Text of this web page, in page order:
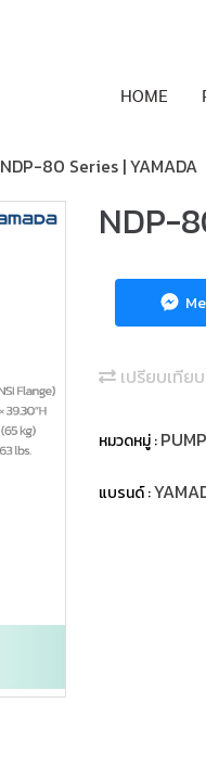
HOME
NDP-80 Series | YAMADA
NDP-
เปรียบเทียบ
หมวดหมู่ :PUMP
แบรนด์ :